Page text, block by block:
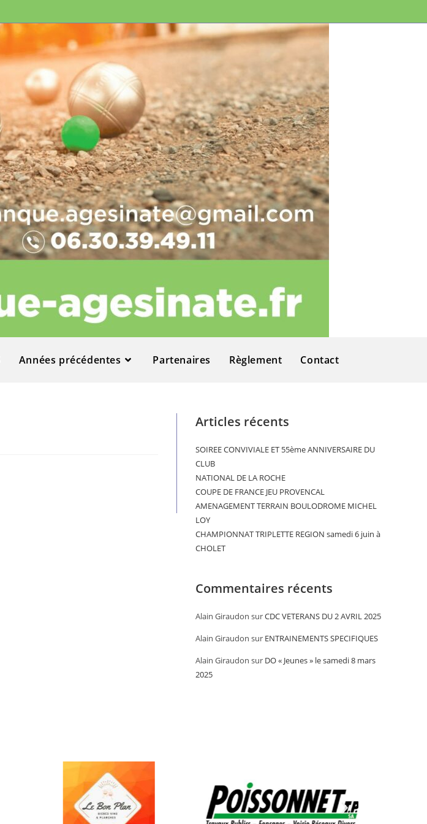
Années précédentes Partenaires Règlement Contact
Articles récents
SOIREE CONVIVIALE ET 55ème ANNIVERSAIRE DU
CLUB
NATIONAL DE LA ROCHE
COUPE DE FRANCE JEU PROVENCAL
AMENAGEMENT TERRAIN BOULODROME MICHEL
LOY
CHAMPIONNAT TRIPLETTE REGION samedi 6 juin à
CHOLET
Commentaires récents
Alain Giraudon surCDC VETERANS DU 2 AVRIL 2025
Alain Giraudon sur ENTRAINEMENTS SPECIFIQUES
Alain Giraudon sur DO « Jeunes » le samedi 8 mars
2025